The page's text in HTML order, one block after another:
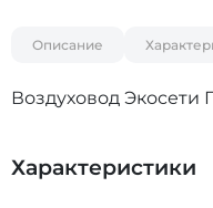
Описание
Воздуховод
Характеристики